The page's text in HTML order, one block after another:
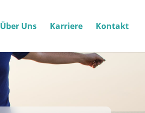
Über Uns Karriere Kontakt